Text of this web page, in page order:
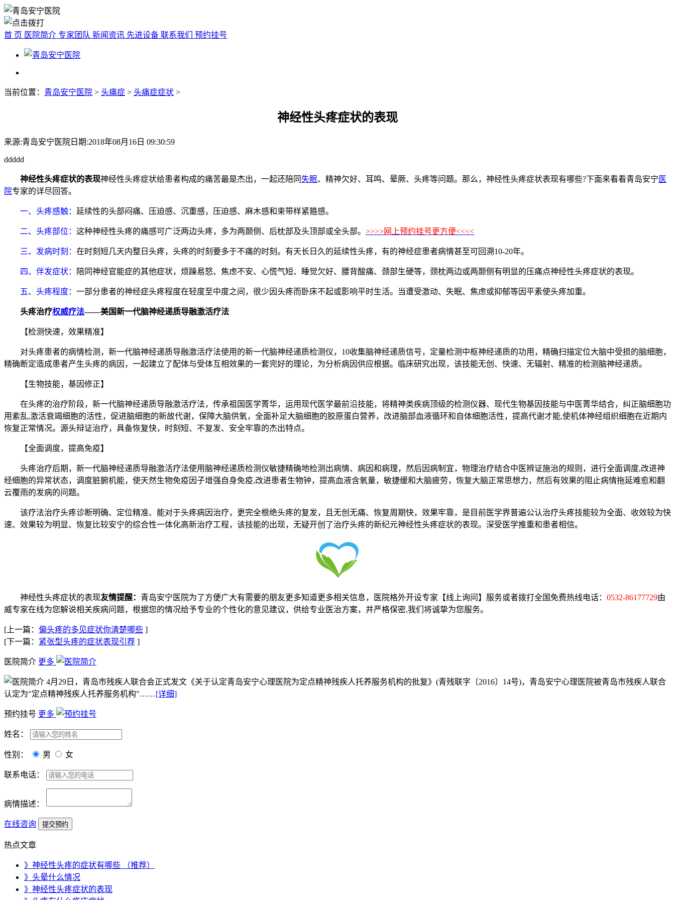
首 页 医院简介 专家团队 新闻资讯 先进设备 联系我们 预约挂号
当前位置： 青岛安宁医院 > 头痛症 > 头痛症症状 >
神经性头疼症状的表现
来源:青岛安宁医院 日期:2018年08月16日 09:30:59
ddddd
神经性头疼症状的表现神经性头疼症状给患者构成的痛苦最是杰出，一起还陪同失眠、精神欠好、耳鸣、晕厥、头疼等问题。那么，神经性头疼症状表现有哪些?下面来看看青岛安宁 医
院专家的详尽回答。
一、头疼感触： 延续性的头部闷痛、压迫感、沉重感，压迫感、麻木感和束带样紧箍感。
二、头疼部位： 这种神经性头疼的痛感可广泛两边头疼，多为两颞侧、后枕部及头顶部或全头部。 >>>>网上预约挂号更方便<<<<
三、发病时刻： 在时刻短几天内整日头疼，头疼的时刻要多于不痛的时刻。有天长日久的延续性头疼，有的神经症患者病情甚至可回溯10-20年。
四、伴发症状： 陪同神经官能症的其他症状，烦躁易怒、焦虑不安、心慌气短、睡觉欠好、腰背酸痛、颈部生硬等，颈枕两边或两颞侧有明显的压痛点神经性头疼症状的表现。
五、头疼程度： 一部分患者的神经症头疼程度在轻度至中度之间，很少因头疼而卧床不起或影响平时生活。当遭受激动、失眠、焦虑或抑郁等因平素使头疼加重。
头疼治疗权威疗法——美国新一代脑神经递质导融激活疗法
【检测快速，效果精准】
对头疼患者的病情检测，新一代脑神经递质导融激活疗法使用的新一代脑神经递质检测仪，10收集脑神经递质信号，定量检测中枢神经递质的功用，精确扫描定位大脑中受损的脑细胞，
精确断定造成患者产生头疼的病因，一起建立了配体与受体互相效果的一套完好的理论，为分析病因供应根据。临床研究出现，该技能无创、快速、无辐射、精准的检测脑神经递质。
【生物技能，基因修正】
在头疼的治疗阶段，新一代脑神经递质导融激活疗法，传承祖国医学菁华，运用现代医学最前沿技能，将精神类疾病顶级的检测仪器、现代生物基因技能与中医菁华结合，纠正脑细胞功
用紊乱,激活衰竭细胞的活性，促进脑细胞的新故代谢，保障大脑供氧，全面补足大脑细胞的胶原蛋白营养，改进脑部血液循环和自体细胞活性，提高代谢才能,使机体神经组织细胞在近期内
恢复正常情况。源头辩证治疗，具备恢复快，时刻短、不复发、安全牢靠的杰出特点。
【全面调度，提高免疫】
头疼治疗后期，新一代脑神经递质导融激活疗法使用脑神经递质检测仪敏捷精确地检测出病情、病因和病理，然后因病制宜，物理治疗结合中医辨证施治的规则，进行全面调度,改进神
经细胞的异常状态，调度脏腑机能，使天然生物免疫因子增强自身免疫,改进患者生物钟，提高血液含氧量，敏捷缓和大脑疲劳，恢复大脑正常思想力，然后有效果的阻止病情拖延难愈和翻
云覆雨的发病的问题。
该疗法治疗头疼诊断明确、定位精准、能对于头疼病因治疗，更完全根绝头疼的复发，且无创无痛、恢复周期快，效果牢靠，是目前医学界普遍公认治疗头疼技能较为全面、收效较为快
速、效果较为明显、恢复比较安宁的综合性一体化高新治疗工程，该技能的出现，无疑开创了治疗头疼的新纪元神经性头疼症状的表现。深受医学推重和患者相信。
神经性头疼症状的表现友情提醒： 青岛安宁医院为了方便广大有需要的朋友更多知道更多相关信息，医院格外开设专家【线上询问】服务或者拨打全国免费热线电话： 0532-86177729由
威专家在线为您解说相关疾病问题，根据您的情况给予专业的个性化的意见建议，供给专业医治方案，并严格保密,我们将诚挚为您服务。
[上一篇： 偏头疼的多见症状你清楚哪些 ]
[下一篇： 紧张型头疼的症状表现引荐 ]
医院简介 更多
4月29日，青岛市残疾人联合会正式发文《关于认定青岛安宁心理医院为定点精神残疾人托养服务机构的批复》(青残联字〔2016〕14号)，青岛安宁心理医院被青岛市残疾人联合
认定为"定点精神残疾人托养服务机构"……[详细]
预约挂号 更多
姓名：
性别： 男 女
联系电话：
病情描述：
在线咨询
热点文章
》神经性头疼的症状有哪些 （推荐）
》头晕什么情况
》神经性头疼症状的表现